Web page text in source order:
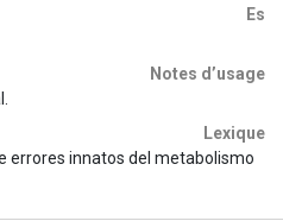
Es
Notes d’usage
Lexique
errores innatos del metabolismo